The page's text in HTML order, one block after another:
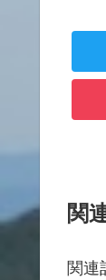
関
関連